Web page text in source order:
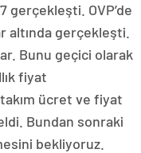
gerçekleşti. OVP’de
gerçekleşti.
Bunu geçici olarak
fiyat
takım ücret ve fiyat
Bundan sonraki
bekliyoruz.